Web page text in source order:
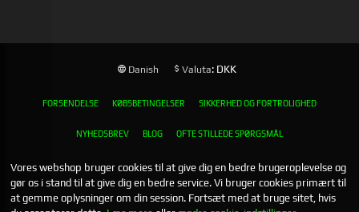
Danish Valuta: DKK
FORSENDELSE KØBSBETINGELSER SIKKERHED OG FORTROLIGHED
NYHEDSBREV BLOG OFTE STILLEDE SPØRGSMÅL
Vores webshop bruger cookies til at give dig en bedre brugeroplevelse og
gør os i stand til at give dig en bedre service. Vi bruger cookies primært til
at gemme oplysninger om din session. Fortsæt med at bruge sitet, hvis